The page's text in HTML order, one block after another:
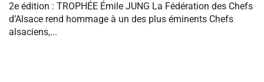
2e édition : TROPHÉE Émile JUNG La Fédération des Chefs
d’Alsace rend hommage à un des plus éminents Chefs
alsaciens,...